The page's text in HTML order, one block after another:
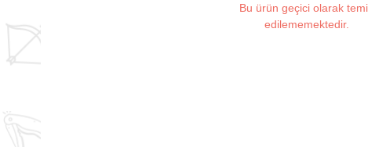
Bu ürün geçici olarak
edilememektedir.